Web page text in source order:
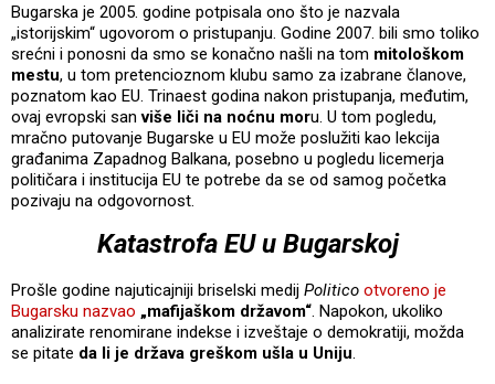
Bugarska je 2005. godine potpisala ono što je nazvala
„istorijskim“ ugovorom o pristupanju. Godine 2007. bili smo toliko
srećni i ponosni da smo se konačno našli na tom mitološkom
mestu, u tom pretencioznom klubu samo za izabrane članove,
poznatom kao EU. Trinaest godina nakon pristupanja, međutim,
ovaj evropski sanviše liči na noćnu moru. U tom pogledu,
mračno putovanje Bugarske u EU može poslužiti kao lekcija
građanima Zapadnog Balkana, posebno u pogledu licemerja
političara i institucija EU te potrebe da se od samog početka
pozivaju na odgovornost.
Katastrofa EU u Bugarskoj
Prošle godine najuticajniji briselski medij Politico otvoreno je
Bugarsku nazvao „mafijaškom državom“. Napokon, ukoliko
analizirate renomirane indekse i izveštaje o demokratiji, možda
se pitate da li je država greškom ušla u Uniju.